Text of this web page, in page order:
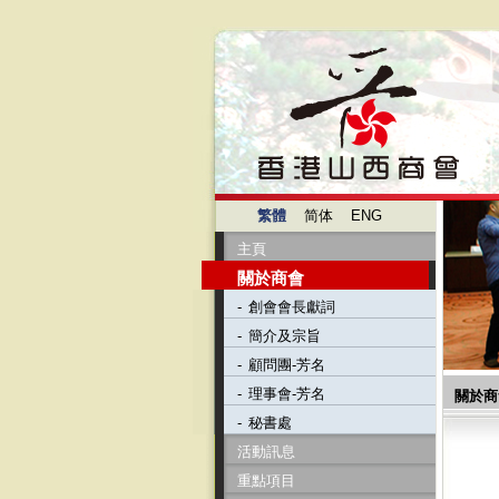
繁體 简体
ENG
主頁
關於商會
- 創會會長獻詞
- 簡介及宗旨
- 顧問團-芳名
- 理事會-芳名
- 秘書處
活動訊息
重點項目
關於